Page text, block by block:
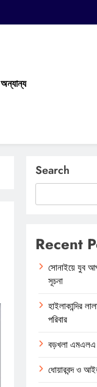
অন্যান্য
Search
Recent
সোনাইয়ে যুব
সূচনা
হাইলাকান্দির
পরিবার
বড়খলা এমএলএ
ধোয়ারবন্দ ও